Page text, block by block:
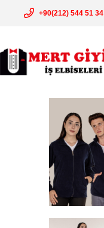
+90(212) 544 51 34